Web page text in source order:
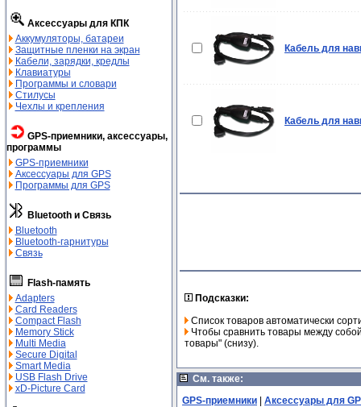
Аксессуары для КПК
Аккумуляторы, батареи
Защитные пленки на экран
Кабели, зарядки, кредлы
Клавиатуры
Программы и словари
Стилусы
Чехлы и крепления
GPS-приемники, аксессуары,
программы
GPS-приемники
Аксессуары для GPS
Программы для GPS
Bluetooth и Связь
Bluetooth
Bluetooth-гарнитуры
Связь
Flash-память
Adapters
Card Readers
Compact Flash
Memory Stick
Multi Media
Secure Digital
Smart Media
USB Flash Drive
xD-Picture Card
Кабель для
Кабель для
Подсказки:
Список товаров автоматически
Чтобы сравнить товары между
товары" (снизу).
См. также:
GPS-приемники
Аксессуары для